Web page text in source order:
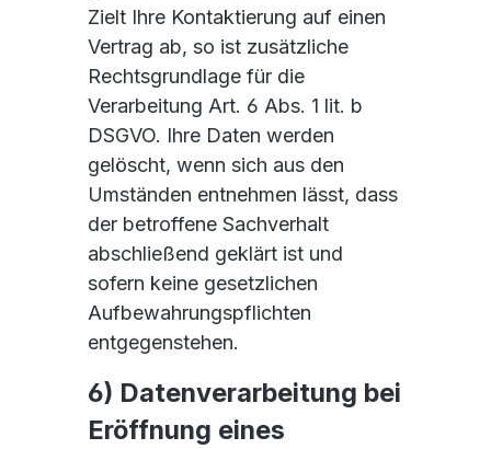
Zielt Ihre Kontaktierung auf einen
Vertrag ab, so ist zusätzliche
Rechtsgrundlage für die
Verarbeitung Art. 6 Abs. 1 lit. b
DSGVO. Ihre Daten werden
gelöscht, wenn sich aus den
Umständen entnehmen lässt, dass
der betroffene Sachverhalt
abschließend geklärt ist und
sofern keine gesetzlichen
Aufbewahrungspflichten
entgegenstehen.
6) Datenverarbeitung bei
Eröffnung eines